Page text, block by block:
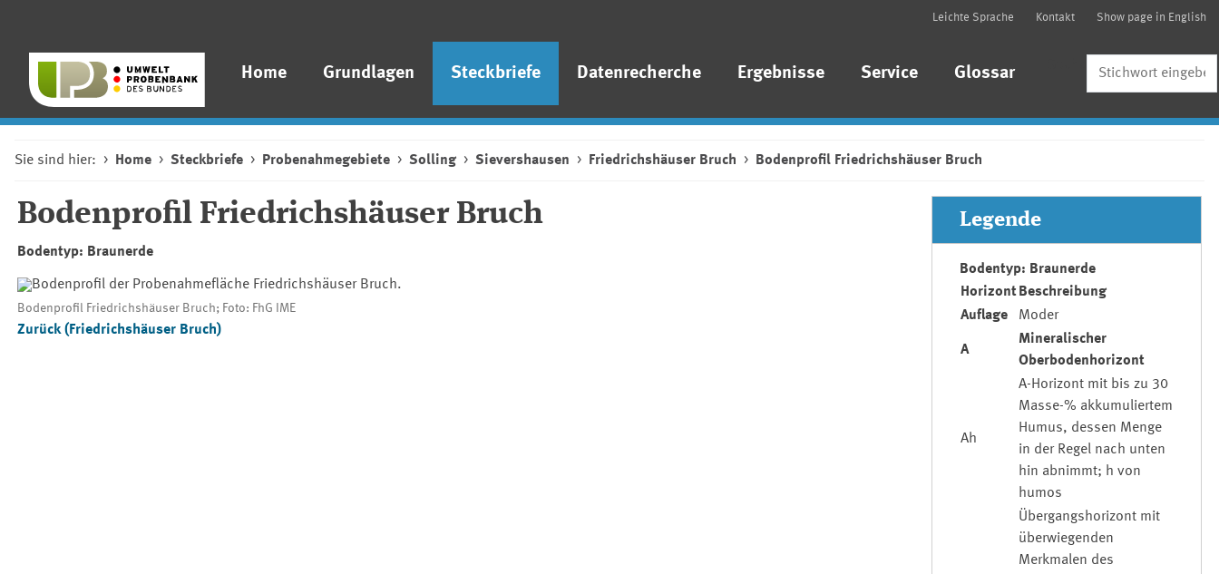
Leichte Sprache Kontakt Show page in English
Home Grundlagen Steckbriefe Datenrecherche Ergebnisse Service Glossar
Sie sind hier: Home Steckbriefe Probenahmegebiete Solling Sievershausen Friedrichshäuser Bruch Bodenprofil Friedrichshäuser Bruch
Bodenprofil Friedrichshäuser Bruch
Bodentyp: Braunerde
Bodenprofil Friedrichshäuser Bruch; Foto: FhG IME
Zurück (Friedrichshäuser Bruch)
Legende
Bodentyp: Braunerde
Horizont Beschreibung
Auflage
Moder
A
Mineralischer
Oberbodenhorizont
Ah
A-Horizont mit bis zu 30
Masse-% akkumuliertem
Humus, dessen Menge
in der Regel nach unten
hin abnimmt; h von
humos
Übergangshorizont mit
überwiegenden
Merkmalen des